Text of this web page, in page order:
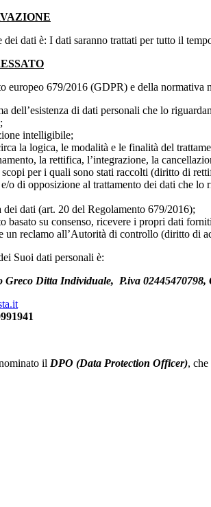
dati è: I dati saranno trattati per tutto il
europeo 679/2016 (GDPR) e della
dell’esistenza di dati personali che lo
intelligibile;
la logica, le modalità e le finalità del
la rettifica, l’integrazione, la
per i quali sono stati raccolti (diritto di
o di opposizione al trattamento dei dati che lo
dati (art. 20 del Regolamento 679/2016);
basato su consenso, ricevere i propri dati
un reclamo all’Autorità di controllo (diritto di
Suoi dati personali è:
Greco Ditta Individuale, P.iva
il DPO (Data Protection Officer),